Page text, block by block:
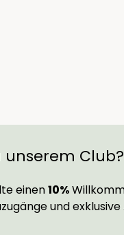
unserem Club?
einen10%
und